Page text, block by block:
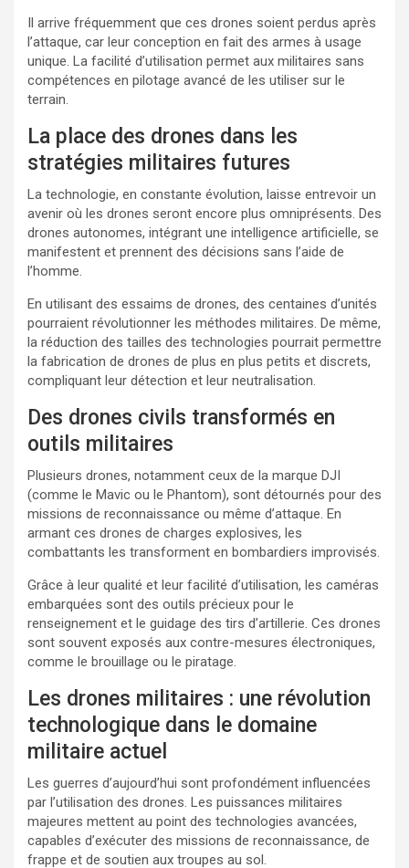
Il arrive fréquemment que ces drones soient perdus après
l’attaque, car leur conception en fait des armes à usage
unique. La facilité d’utilisation permet aux militaires sans
compétences en pilotage avancé de les utiliser sur le
terrain.
La place des drones dans les
stratégies militaires futures
La technologie, en constante évolution, laisse entrevoir un
avenir où les drones seront encore plus omniprésents. Des
drones autonomes, intégrant une intelligence artificielle, se
manifestent et prennent des décisions sans l’aide de
l’homme.
En utilisant des essaims de drones, des centaines d’unités
pourraient révolutionner les méthodes militaires. De même,
la réduction des tailles des technologies pourrait permettre
la fabrication de drones de plus en plus petits et discrets,
compliquant leur détection et leur neutralisation.
Des drones civils transformés en
outils militaires
Plusieurs drones, notamment ceux de la marque DJI
(comme le Mavic ou le Phantom), sont détournés pour des
missions de reconnaissance ou même d’attaque. En
armant ces drones de charges explosives, les
combattants les transforment en bombardiers improvisés.
Grâce à leur qualité et leur facilité d’utilisation, les caméras
embarquées sont des outils précieux pour le
renseignement et le guidage des tirs d’artillerie. Ces drones
sont souvent exposés aux contre-mesures électroniques,
comme le brouillage ou le piratage.
Les drones militaires : une révolution
technologique dans le domaine
militaire actuel
Les guerres d’aujourd’hui sont profondément influencées
par l’utilisation des drones. Les puissances militaires
majeures mettent au point des technologies avancées,
capables d’exécuter des missions de reconnaissance, de
frappe et de soutien aux troupes au sol.